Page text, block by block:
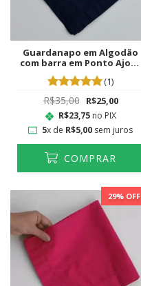
Guardanapo em Algodão
com barra em Ponto Ajour
Azul Marinho
(1)
R$35,00 R$25,00
R$23,75no PIX
5x de R$5,00 sem juros
COMPRAR
29% OFF